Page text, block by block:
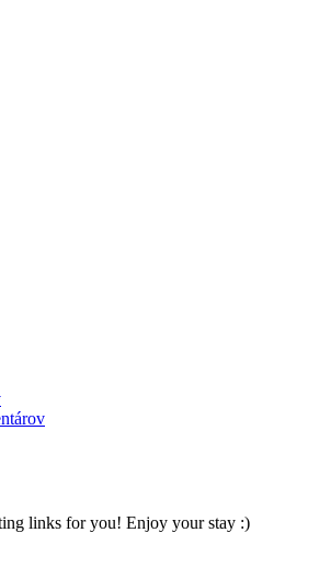
links for you! Enjoy your stay :)